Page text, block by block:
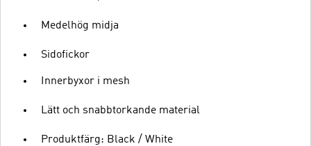
Medelhög midja
Sidofickor
Innerbyxor i mesh
Lätt och snabbtorkande material
Produktfärg: Black / White